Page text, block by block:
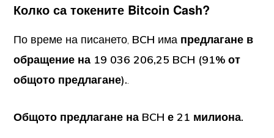
Колко са токените Bitcoin Cash?
По време на писането, BCH има предлагане в
обращение на 19 036 206,25 BCH (91% от
общото предлагане)..
Общото предлагане на BCH е 21 милиона.